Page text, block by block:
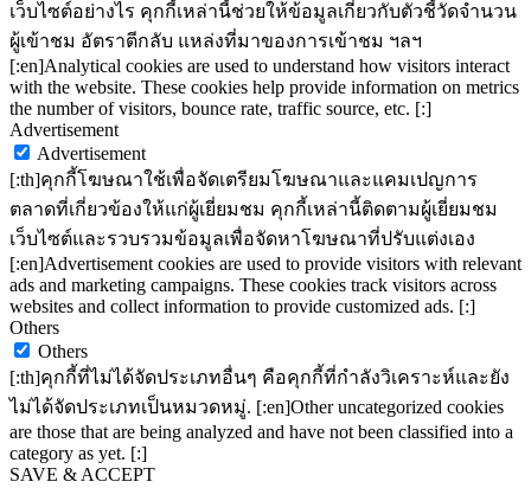
เว็บไซต์อย่างไร คุกกี้เหล่านี้ช่วยให้ข้อมูลเกี่ยวกับตัวชี้วัดจำนวน
ผู้เข้าชม อัตราตีกลับ แหล่งที่มาของการเข้าชม ฯลฯ
[:en]Analytical cookies are used to understand how visitors interact
with the website. These cookies help provide information on metrics
the number of visitors, bounce rate, traffic source, etc. [:]
Advertisement
Advertisement
[:th]คุกกี้โฆษณาใช้เพื่อจัดเตรียมโฆษณาและแคมเปญการ
ตลาดที่เกี่ยวข้องให้แก่ผู้เยี่ยมชม คุกกี้เหล่านี้ติดตามผู้เยี่ยมชม
เว็บไซต์และรวบรวมข้อมูลเพื่อจัดหาโฆษณาที่ปรับแต่งเอง
[:en]Advertisement cookies are used to provide visitors with relevant
ads and marketing campaigns. These cookies track visitors across
websites and collect information to provide customized ads. [:]
Others
Others
[:th]คุกกี้ที่ไม่ได้จัดประเภทอื่นๆ คือคุกกี้ที่กำลังวิเคราะห์และยัง
ไม่ได้จัดประเภทเป็นหมวดหมู่. [:en]Other uncategorized cookies
are those that are being analyzed and have not been classified into a
category as yet. [:]
SAVE & ACCEPT